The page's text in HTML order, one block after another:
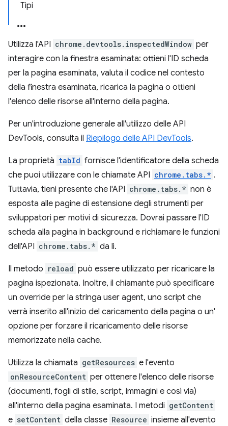
Tipi
Utilizza l'API chrome.devtools.inspectedWindow per
interagire con la finestra esaminata: ottieni l'ID scheda
per la pagina esaminata, valuta il codice nel contesto
della finestra esaminata, ricarica la pagina o ottieni
l'elenco delle risorse all'interno della pagina.
Per un'introduzione generale all'utilizzo delle API
DevTools, consulta il Riepilogo delle API DevTools.
La proprietà tabId fornisce l'identificatore della scheda
che puoi utilizzare con le chiamate API chrome.tabs.* .
Tuttavia, tieni presente che l'API chrome.tabs.* non è
esposta alle pagine di estensione degli strumenti per
sviluppatori per motivi di sicurezza. Dovrai passare l'ID
scheda alla pagina in background e richiamare le funzioni
dell'API chrome.tabs.* da lì.
Il metodo reload può essere utilizzato per ricaricare la
pagina ispezionata. Inoltre, il chiamante può specificare
un override per la stringa user agent, uno script che
verrà inserito all'inizio del caricamento della pagina o un'
opzione per forzare il ricaricamento delle risorse
memorizzate nella cache.
Utilizza la chiamata getResources e l'evento
onResourceContent per ottenere l'elenco delle risorse
(documenti, fogli di stile, script, immagini e così via)
all'interno della pagina esaminata. I metodi getContent
e setContent della classe Resource insieme all'evento